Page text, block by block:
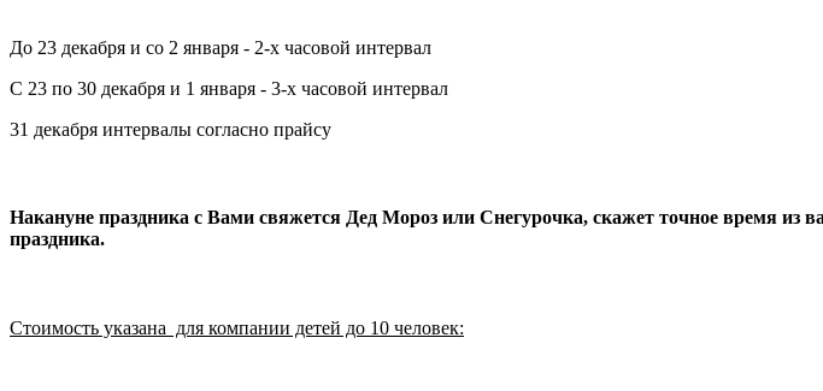
До 23 декабря и со 2 января - 2-х часовой интервал
С 23 по 30 декабря и 1 января - 3-х часовой интервал
31 декабря интервалы согласно прайсу
Накануне праздника с Вами свяжется Дед Мороз или Снегурочка, скажет точное время из
праздника.
Стоимость указана для компании детей до 10 человек: